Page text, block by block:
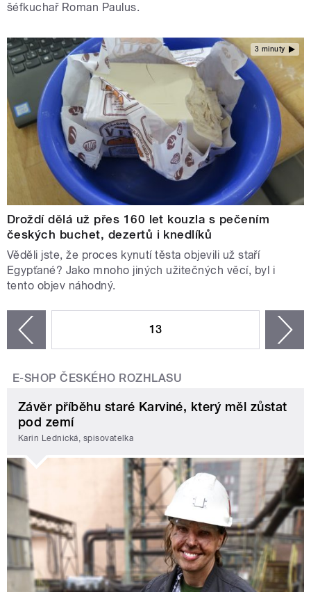
šéfkuchař Roman Paulus.
3 minuty
Droždí dělá už přes 160 let kouzla s pečením
českých buchet, dezertů i knedlíků
Věděli jste, že proces kynutí těsta objevili už staří
Egypťané? Jako mnoho jiných užitečných věcí, byl i
tento objev náhodný.
13
E-SHOP ČESKÉHO ROZHLASU
Závěr příběhu staré Karviné, který měl zůstat
pod zemí
Karin Lednická, spisovatelka